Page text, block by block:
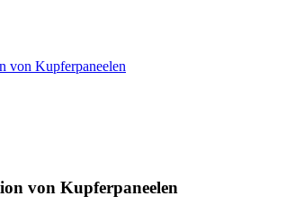
von Kupferpaneelen
von Kupferpaneelen